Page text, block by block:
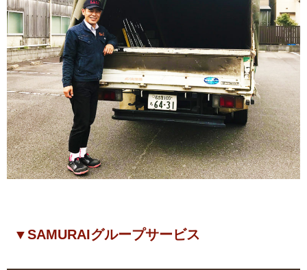
▼SAMURAIグループサービス